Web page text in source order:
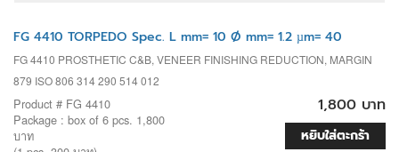
FG 4410 TORPEDO Spec. L mm= 10 Ø mm= 1.2 µm= 40
FG 4410 PROSTHETIC C&B, VENEER FINISHING REDUCTION, MARGIN
879 ISO 806 314 290 514 012
Product # FG 4410
Package : box of 6 pcs. 1,800
บาท
1,800 บาท
หยิบใส่ตะกร้า